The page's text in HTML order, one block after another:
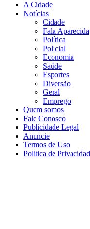
A Cidade
Notícias
Cidade
Fala Aparecida
Política
Policial
Economia
Saúde
Esportes
Diversão
Geral
Emprego
Quem somos
Fale Conosco
Publicidade Legal
Anuncie
Termos de Uso
Politica de